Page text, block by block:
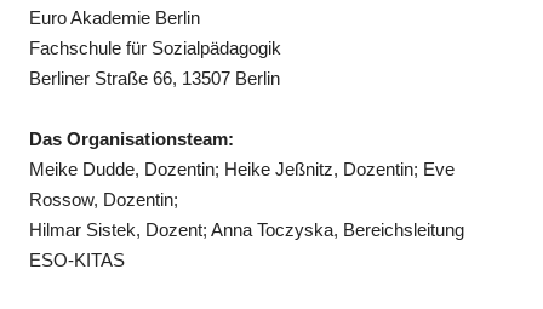
Euro Akademie Berlin
Fachschule für Sozialpädagogik
Berliner Straße 66, 13507 Berlin
Das Organisationsteam:
Meike Dudde, Dozentin; Heike Jeßnitz, Dozentin; Eve
Rossow, Dozentin;
Hilmar Sistek, Dozent; Anna Toczyska, Bereichsleitung
ESO-KITAS